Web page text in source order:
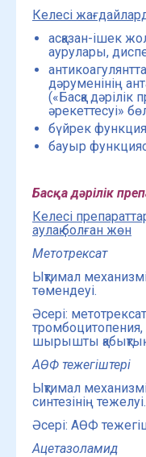
Келесі
асқазан-ішек
аурулары,
дәруменінің
(«Басқа дәрілік
әрекеттесуі»
бүйрек
бауыр
Басқа дәрілік
Келесі
аулақ болған жөн
Метотрексат
Ықтимал
төмендеуі.
Әсері:
шырышты
АӨФ тежегіштері
Ықтимал
синтезінің тежелуі.
Әсері: АӨФ
Ацетазоламид